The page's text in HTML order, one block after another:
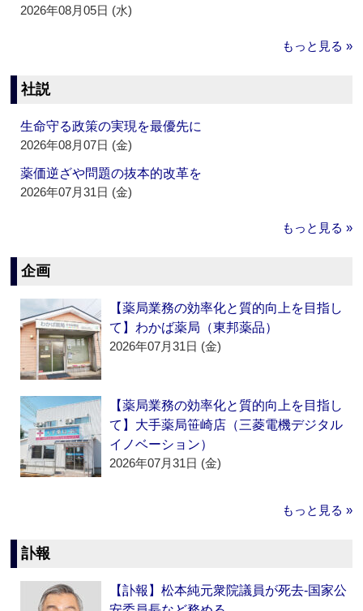
2026年08月05日 (水)
もっと見る »
社説
生命守る政策の実現を最優先に
2026年08月07日 (金)
薬価逆ざや問題の抜本的改革を
2026年07月31日 (金)
もっと見る »
企画
【薬局業務の効率化と質的向上を目指し
て】わかば薬局（東邦薬品）
2026年07月31日 (金)
【薬局業務の効率化と質的向上を目指し
て】大手薬局笹崎店（三菱電機デジタル
イノベーション）
2026年07月31日 (金)
もっと見る »
訃報
【訃報】松本純元衆院議員が死去‐国家公